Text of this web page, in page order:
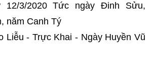
12/3/2020 Tức ngày Đinh Sửu,
năm Canh Tý
Liễu - Trực Khai - Ngày Huyền Vũ